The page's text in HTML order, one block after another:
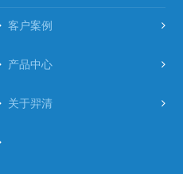
客户案例
产品中心
关于羿清